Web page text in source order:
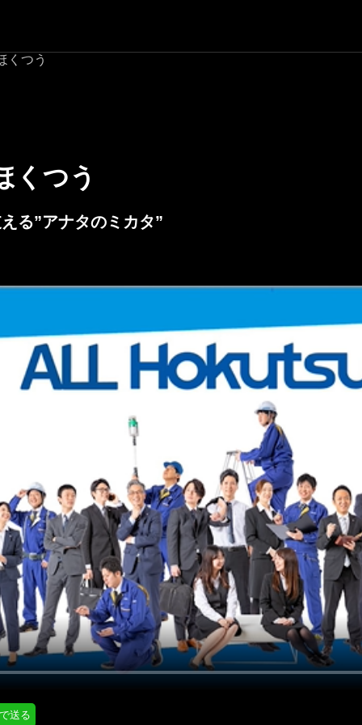
通知設定
くつう
くつう
る”アナタのミカタ”
送る
にはプロフィール画像のアップロードが必要です
プロフィール編集する ＞
ログインする ＞